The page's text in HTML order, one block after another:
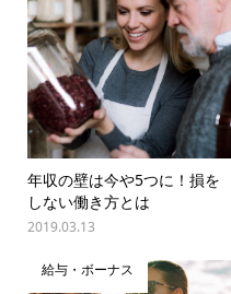
年収の壁は今や5つに！損を
しない働き方とは
2019.03.13
給与・ボーナス